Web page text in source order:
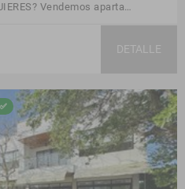
Vendemos aparta…
DETALLE